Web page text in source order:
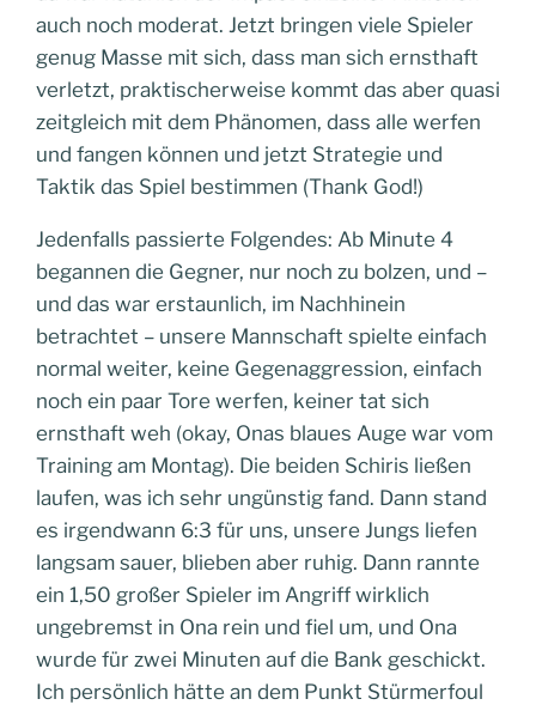
auch noch moderat. Jetzt bringen viele Spieler
genug Masse mit sich, dass man sich ernsthaft
verletzt, praktischerweise kommt das aber quasi
zeitgleich mit dem Phänomen, dass alle werfen
und fangen können und jetzt Strategie und
Taktik das Spiel bestimmen (Thank God!)
Jedenfalls passierte Folgendes: Ab Minute 4
begannen die Gegner, nur noch zu bolzen, und –
und das war erstaunlich, im Nachhinein
betrachtet – unsere Mannschaft spielte einfach
normal weiter, keine Gegenaggression, einfach
noch ein paar Tore werfen, keiner tat sich
ernsthaft weh (okay, Onas blaues Auge war vom
Training am Montag). Die beiden Schiris ließen
laufen, was ich sehr ungünstig fand. Dann stand
es irgendwann 6:3 für uns, unsere Jungs liefen
langsam sauer, blieben aber ruhig. Dann rannte
ein 1,50 großer Spieler im Angriff wirklich
ungebremst in Ona rein und fiel um, und Ona
wurde für zwei Minuten auf die Bank geschickt.
Ich persönlich hätte an dem Punkt Stürmerfoul